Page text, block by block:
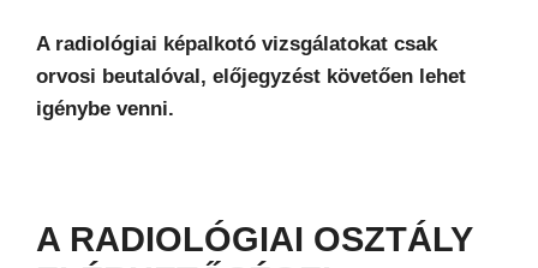
A radiológiai képalkotó vizsgálatokat csak
orvosi beutalóval, előjegyzést követően lehet
igénybe venni.
A RADIOLÓGIAI OSZTÁLY